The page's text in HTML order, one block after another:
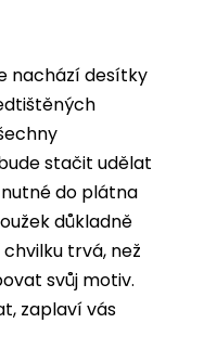
nachází desítky
stačit udělat
do plátna
důkladně
trvá, než
svůj motiv.
zaplaví vás